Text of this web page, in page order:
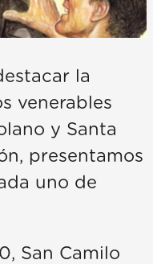
la
venerables
y Santa
presentamos
uno de
San Camilo